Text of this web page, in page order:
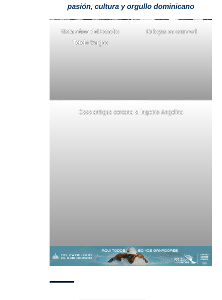
pasión, cultura y orgullo dominicano
Vista aérea del Estadio
Tetelo Vargas
Guloyas en carnaval
Casa antigua cercana al Ingenio Angelina